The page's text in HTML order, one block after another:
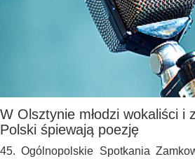
W Olsztynie młodzi wokaliści i
Polski śpiewają poezję
45. Ogólnopolskie Spotkania